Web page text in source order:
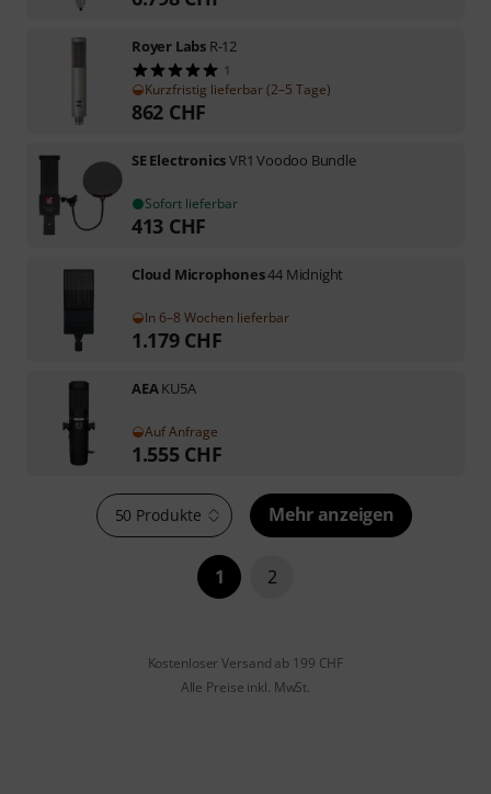
Royer Labs R-12
1
Kurzfristig lieferbar (2–5 Tage)
862 CHF
SE ElectronicsVR1 Voodoo Bundle
Sofort lieferbar
413 CHF
Cloud Microphones44 Midnight
In 6–8 Wochen lieferbar
1.179 CHF
AEAKU5A
Auf Anfrage
1.555 CHF
50 Produkte Mehr anzeigen
1 2
Kostenloser Versand ab 199 CHF
Alle Preise inkl. MwSt.